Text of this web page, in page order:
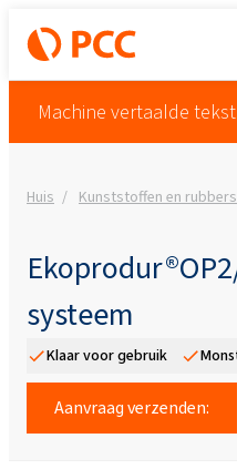
Machine vertaalde
Huis Kunststoffen en rubbers
systeem
Klaar voor gebruik
Aanvraag verzenden: